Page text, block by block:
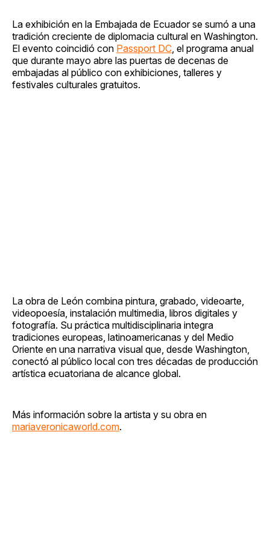
La exhibición en la Embajada de Ecuador se sumó a una
tradición creciente de diplomacia cultural en Washington.
El evento coincidió con Passport DC , el programa anual
que durante mayo abre las puertas de decenas de
embajadas al público con exhibiciones, talleres y
festivales culturales gratuitos.
La obra de León combina pintura, grabado, videoarte,
videopoesía, instalación multimedia, libros digitales y
fotografía. Su práctica multidisciplinaria integra
tradiciones europeas, latinoamericanas y del Medio
Oriente en una narrativa visual que, desde Washington,
conectó al público local con tres décadas de producción
artística ecuatoriana de alcance global.
Más información sobre la artista y su obra en
mariaveronicaworld.com.